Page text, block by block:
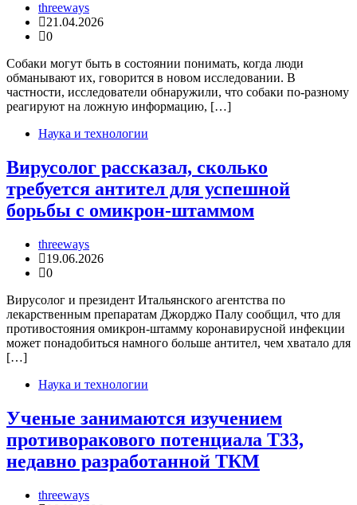
threeways
21.04.2026
0
Собаки могут быть в состоянии понимать, когда люди
обманывают их, говорится в новом исследовании. В
частности, исследователи обнаружили, что собаки по-разному
реагируют на ложную информацию, […]
Наука и технологии
Вирусолог рассказал, сколько
требуется антител для успешной
борьбы с омикрон-штаммом
threeways
19.06.2026
0
Вирусолог и президент Итальянского агентства по
лекарственным препаратам Джорджо Палу сообщил, что для
противостояния омикрон-штамму коронавирусной инфекции
может понадобиться намного больше антител, чем хватало для
[…]
Наука и технологии
Ученые занимаются изучением
противоракового потенциала Т33,
недавно разработанной ТКМ
threeways